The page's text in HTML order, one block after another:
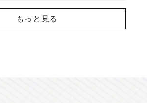
もっと見る